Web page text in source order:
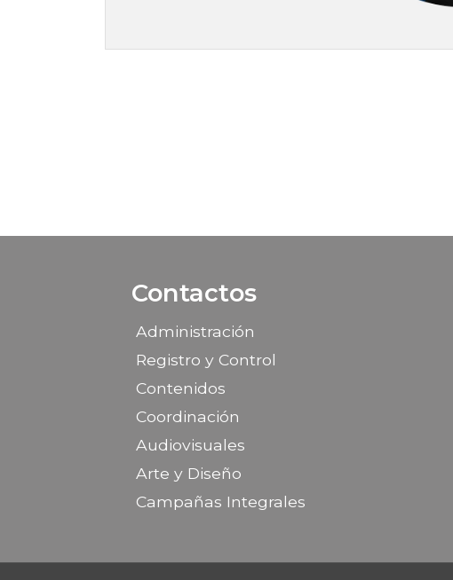
Contactos
Administración
Registro y Control
Contenidos
Coordinación
Audiovisuales
Arte y Diseño
Campañas Integrales